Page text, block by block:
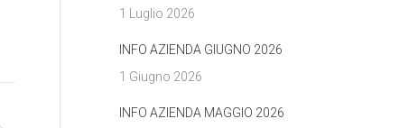
1 Luglio 2026
INFO AZIENDA GIUGNO 2026
1 Giugno 2026
INFO AZIENDA MAGGIO 2026